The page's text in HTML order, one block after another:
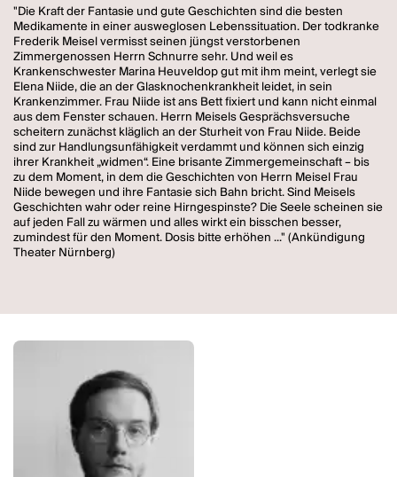
"Die Kraft der Fantasie und gute Geschichten sind die besten
Medikamente in einer ausweglosen Lebenssituation. Der todkranke
Frederik Meisel vermisst seinen jüngst verstorbenen
Zimmergenossen Herrn Schnurre sehr. Und weil es
Krankenschwester Marina Heuveldop gut mit ihm meint, verlegt sie
Elena Niide, die an der Glasknochenkrankheit leidet, in sein
Krankenzimmer. Frau Niide ist ans Bett fixiert und kann nicht einmal
aus dem Fenster schauen. Herrn Meisels Gesprächsversuche
scheitern zunächst kläglich an der Sturheit von Frau Niide. Beide
sind zur Handlungsunfähigkeit verdammt und können sich einzig
ihrer Krankheit „widmen“. Eine brisante Zimmergemeinschaft – bis
zu dem Moment, in dem die Geschichten von Herrn Meisel Frau
Niide bewegen und ihre Fantasie sich Bahn bricht. Sind Meisels
Geschichten wahr oder reine Hirngespinste? Die Seele scheinen sie
auf jeden Fall zu wärmen und alles wirkt ein bisschen besser,
zumindest für den Moment. Dosis bitte erhöhen ..." (Ankündigung
Theater Nürnberg)